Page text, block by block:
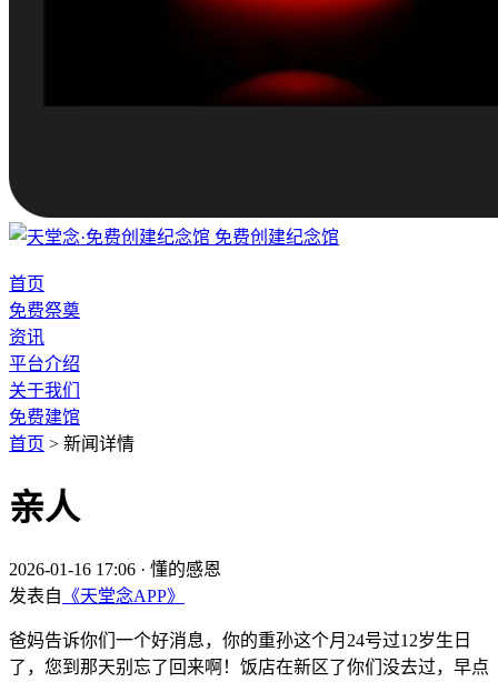
免费创建纪念馆
首页
免费祭奠
资讯
平台介绍
关于我们
免费建馆
首页 > 新闻详情
亲人
2026-01-16 17:06 · 懂的感恩
发表自 《天堂念APP》
爸妈告诉你们一个好消息，你的重孙这个月24号过12岁生日
了，您到那天别忘了回来啊！饭店在新区了你们没去过，早点